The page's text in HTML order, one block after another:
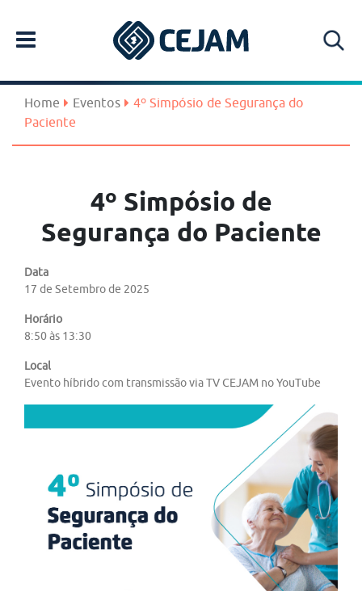
Home Eventos
4º Simpósio de Segurança do
Paciente
4º Simpósio de
Segurança do Paciente
Data
17 de Setembro de 2025
Horário
8:50 às 13:30
Local
Evento híbrido com transmissão via TV CEJAM no YouTube